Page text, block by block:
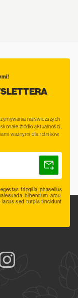
najświeższych
źródło aktualności,
ważnymi dla rolników.
fringilla phasellus
bibendum arcu.
lacus sed turpis tincidunt